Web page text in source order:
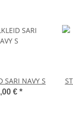
SARI NAVY S
€ *